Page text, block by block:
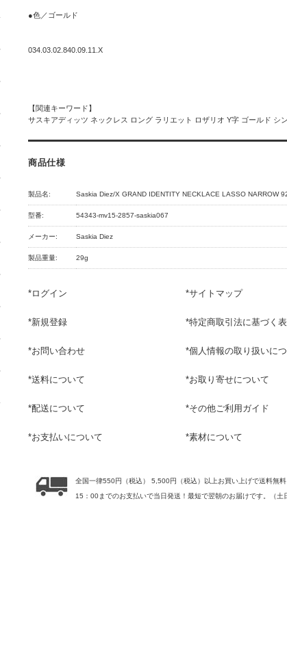
●色／ゴールド
034.03.02.840.09.11.X
【関連キーワード】
サスキアディッツ ネックレス ロング ラリエット ロザリオ Y字 ゴールド
商品仕様
製品名: Saskia Diez/X GRAND IDENTITY NECKLACE LASSO NARROW
型番: 54343-mv15-2857-saskia067
メーカー: Saskia Diez
製品重量: 29g
*ログイン
*新規登録
*お問い合わせ
*送料について
*配送について
*お支払いについて
*サイトマップ
*特定商取引法に基づく
*個人情報の取り扱いに
*お取り寄せについて
*その他ご利用ガイド
*素材について
全国一律550円（税込） 5,500円（税込）以上お買い上げで送料無料
15：00までのお支払いで当日発送！最短で翌朝のお届けです。
（土